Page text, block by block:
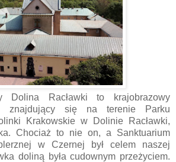
Dolina Racławki to krajobrazowy
znajdujący się na terenie Parku
Krakowskie w Dolinie Racławki,
Chociaż to nie on, a Sanktuarium
w Czernej był celem naszej
doliną była cudownym przeżyciem.